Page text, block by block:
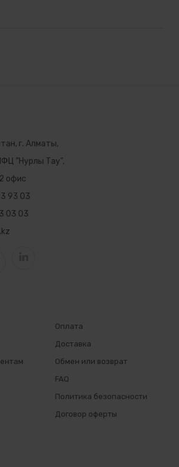
г. Алматы,
"Нурлы Тау",
офис
93 03
03 03
Оплата
Доставка
Обмен или возврат
FAQ
Политика безопасности
Договор оферты